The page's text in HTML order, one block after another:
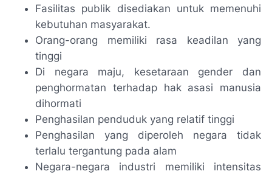
Fasilitas publik disediakan untuk memenuhi
kebutuhan masyarakat.
Orang-orang memiliki rasa keadilan yang
tinggi
Di negara maju, kesetaraan gender dan
penghormatan terhadap hak asasi manusia
dihormati
Penghasilan penduduk yang relatif tinggi
Penghasilan yang diperoleh negara tidak
terlalu tergantung pada alam
Negara-negara industri memiliki intensitas